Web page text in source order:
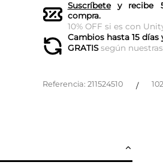
Suscríbetey recibe
compra.
10% OFF si es con
Cambios hasta 15 días
GRATISsegún nuestras
Referencia: 211524510 /